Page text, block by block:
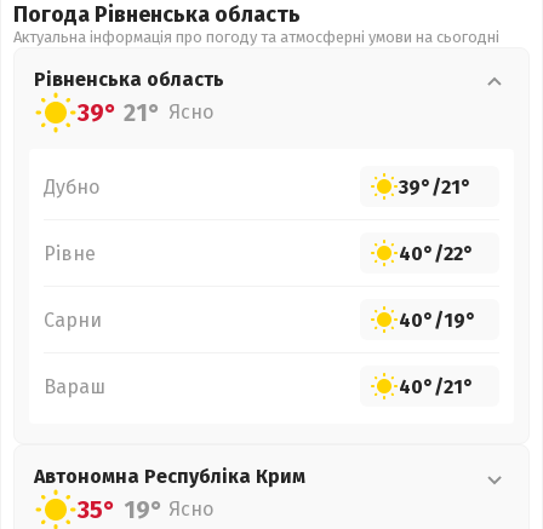
Погода Рівненська область
Актуальна інформація про погоду та атмосферні умови на сьогодні
Рівненська область
39° 21° Ясно
Дубно 39°/21°
Рівне 40°/22°
Сарни 40°/19°
Вараш 40°/21°
Автономна Республіка Крим
35° 19° Ясно